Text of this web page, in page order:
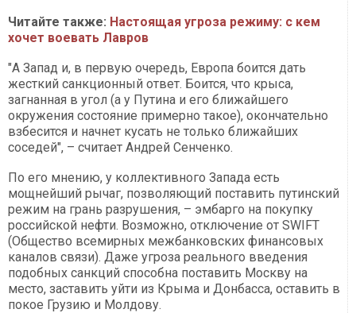
Читайте также: Настоящая угроза режиму: с кем
хочет воевать Лавров
"А Запад и, в первую очередь, Европа боится дать
жесткий санкционный ответ. Боится, что крыса,
загнанная в угол (а у Путина и его ближайшего
окружения состояние примерно такое), окончательно
взбесится и начнет кусать не только ближайших
соседей", – считает Андрей Сенченко.
По его мнению, у коллективного Запада есть
мощнейший рычаг, позволяющий поставить путинский
режим на грань разрушения, – эмбарго на покупку
российской нефти. Возможно, отключение от SWIFT
(Общество всемирных межбанковских финансовых
каналов связи). Даже угроза реального введения
подобных санкций способна поставить Москву на
место, заставить уйти из Крыма и Донбасса, оставить в
покое Грузию и Молдову.